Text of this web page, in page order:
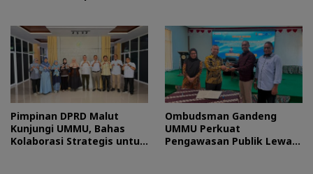
Pimpinan DPRD Malut
Kunjungi UMMU, Bahas
Kolaborasi Strategis untuk
Ombudsman Gandeng
UMMU Perkuat
Pengawasan Publik Lewat